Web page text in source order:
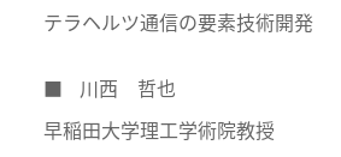
テラヘルツ通信の要素技術開発
■
川西 哲也
早稲田大学理工学術院教授